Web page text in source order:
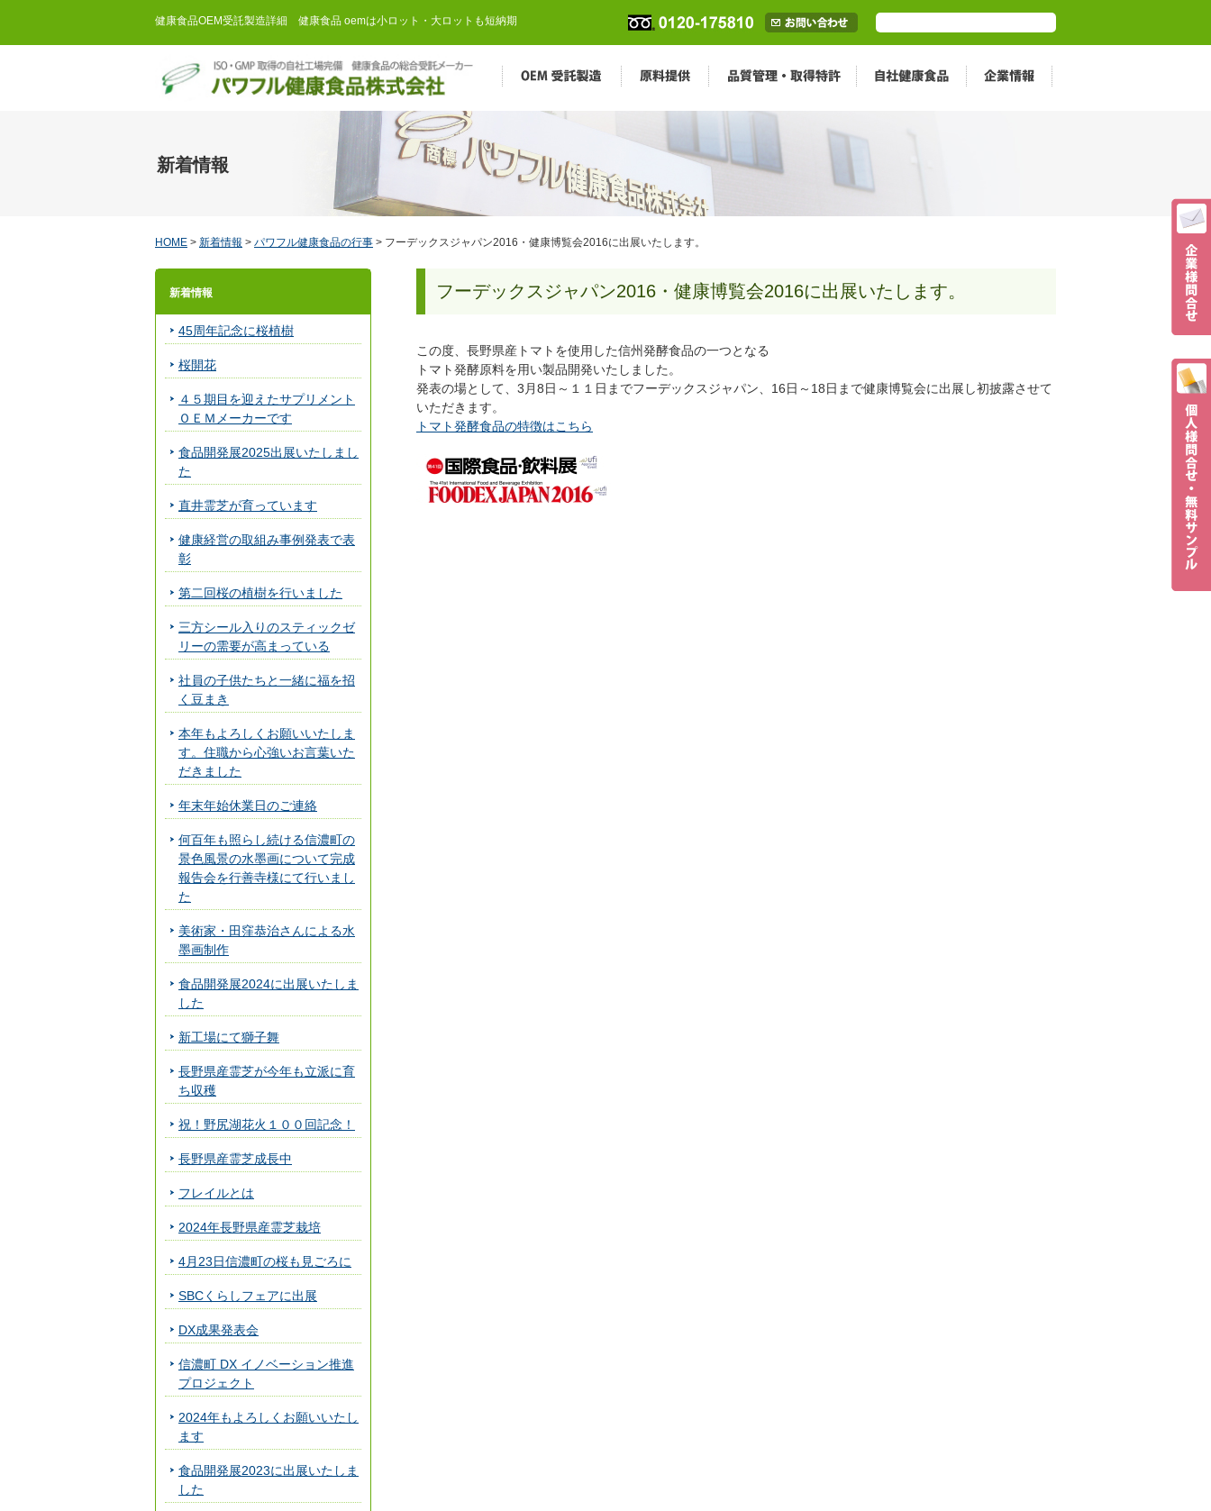
健康食品OEM受託製造詳細 健康食品 oemは小ロット・大ロットも短納期
新着情報
HOME > 新着情報 > パワフル健康食品の行事 > フーデックスジャパン2016・健康博覧会2016に出展いたします。
フーデックスジャパン2016・健康博覧会2016に出展いたします。
この度、長野県産トマトを使用した信州発酵食品の一つとなる
トマト発酵原料を用い製品開発いたしました。
発表の場として、3月8日～１１日までフーデックスジャパン、16日～18日まで健康博覧会に出展し初披露させて
いただきます。
トマト発酵食品の特徴はこちら
新着情報
45周年記念に桜植樹
桜開花
４５期目を迎えたサプリメント
ＯＥＭメーカーです
食品開発展2025出展いたしまし
た
直井霊芝が育っています
健康経営の取組み事例発表で表
彰
第二回桜の植樹を行いました
三方シール入りのスティックゼ
リーの需要が高まっている
社員の子供たちと一緒に福を招
く豆まき
本年もよろしくお願いいたしま
す。住職から心強いお言葉いた
だきました
年末年始休業日のご連絡
何百年も照らし続ける信濃町の
景色風景の水墨画について完成
報告会を行善寺様にて行いまし
た
美術家・田窪恭治さんによる水
墨画制作
食品開発展2024に出展いたしま
した
新工場にて獅子舞
長野県産霊芝が今年も立派に育
ち収穫
祝！野尻湖花火１００回記念！
長野県産霊芝成長中
フレイルとは
2024年長野県産霊芝栽培
4月23日信濃町の桜も見ごろに
SBCくらしフェアに出展
DX成果発表会
信濃町 DX イノベーション推進
プロジェクト
2024年もよろしくお願いいたし
ます
食品開発展2023に出展いたしま
した